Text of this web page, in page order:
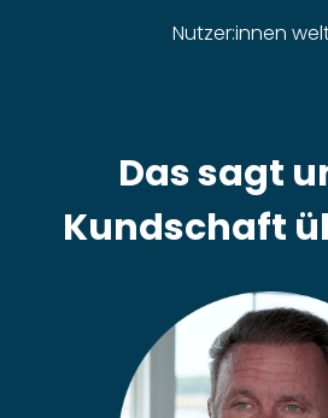
Nutzer:innen
Das sagt
Kundschaft